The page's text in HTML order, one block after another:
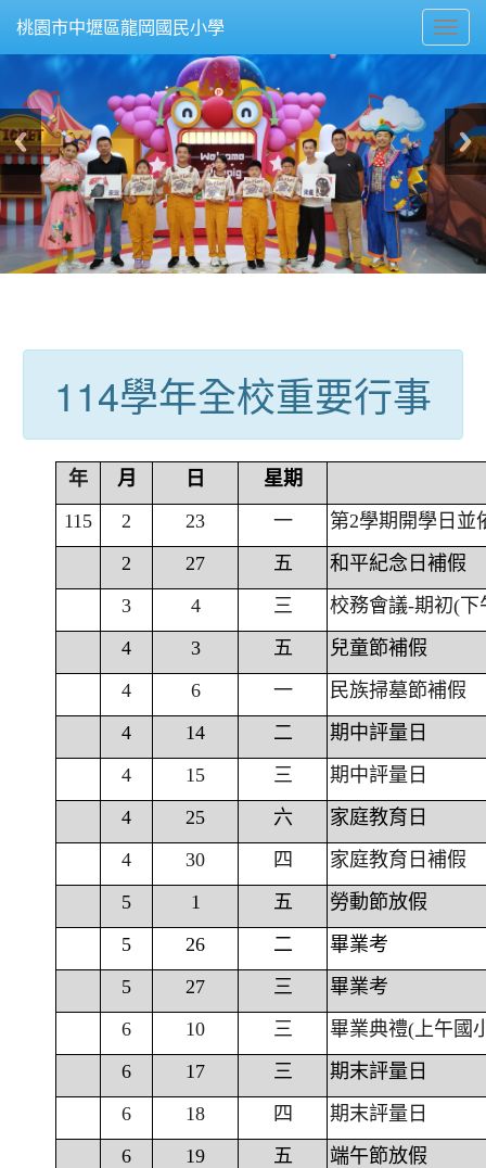
桃園市中壢區龍岡國民小學
114學年全校重要行事
年 月 日
星期
115
2 23 一
第2學期開學日並
2
27 五
和平紀念日補假
3
4 三
校務會議-期初(下
4
3 五
兒童節補假
4
6 一
民族掃墓節補假
4
14 二
期中評量日
4
15 三
期中評量日
4
25 六
家庭教育日
4
30 四
家庭教育日補假
5
1 五
勞動節放假
5
26 二
畢業考
5
27 三
畢業考
6
10 三
畢業典禮(上午國
6
17 三
期末評量日
6
18 四
期末評量日
6
19 五
端午節放假